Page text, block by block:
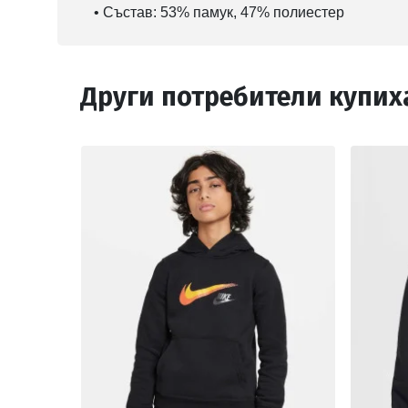
• Състав: 53% памук, 47% полиестер
Други потребители